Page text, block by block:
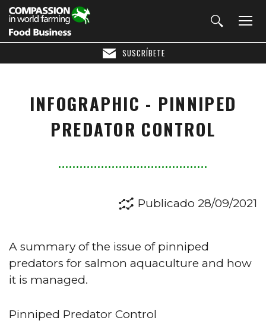
SUSCRÍBETE
INFOGRAPHIC - PINNIPED
PREDATOR CONTROL
Publicado 28/09/2021
A summary of the issue of pinniped
predators for salmon aquaculture and how
it is managed.
Pinniped Predator Control